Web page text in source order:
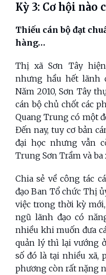
Kỳ 3: Cơ hội nào
Thiếu cán bộ đạt
hàng…
Thị xã Sơn Tây
nhưng hầu hết lãnh
Năm 2010, Sơn Tây
cán bộ chủ chốt các
Quang Trung có một
Đến nay, tuy cơ bản
đại học nhưng vẫn
Trung Sơn Trầm và ba
Chia sẻ về công tác
đạo Ban Tổ chức Thị
việc trong thời kỳ
ngũ lãnh đạo có
nhiều khi muốn đưa
quản lý thì lại vướng
số đó là tại nhiều xã,
phương còn rất nặng